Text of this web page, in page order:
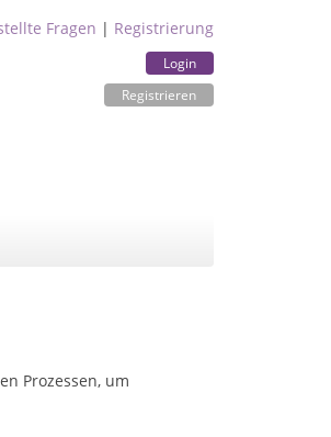
Fragen | Registrierung
Login
Registrieren
Prozessen, um